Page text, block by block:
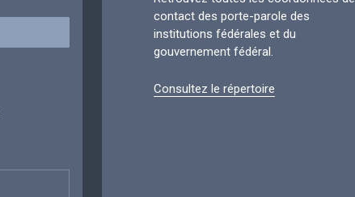
contact des porte-parole des
institutions fédérales et du
gouvernement fédéral.
Consultez le répertoire